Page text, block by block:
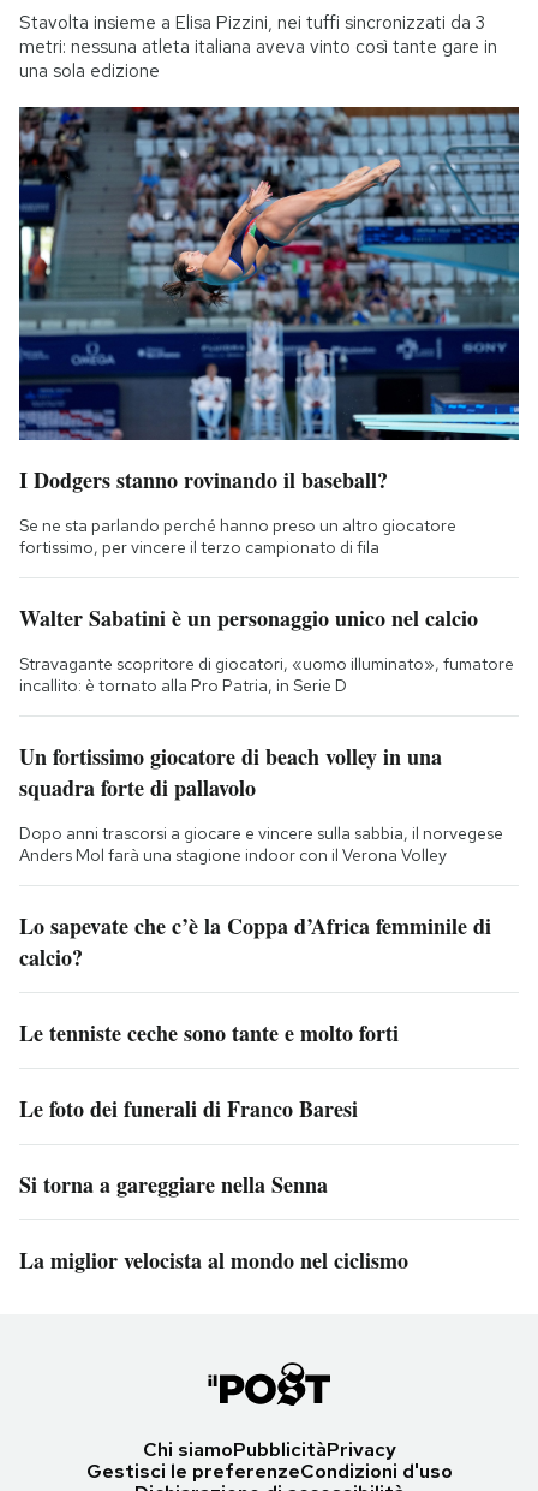
Stavolta insieme a Elisa Pizzini, nei tuffi sincronizzati da 3
metri: nessuna atleta italiana aveva vinto così tante gare in
una sola edizione
I Dodgers stanno rovinando il baseball?
Se ne sta parlando perché hanno preso un altro giocatore
fortissimo, per vincere il terzo campionato di fila
Walter Sabatini è un personaggio unico nel calcio
Stravagante scopritore di giocatori, «uomo illuminato», fumatore
incallito: è tornato alla Pro Patria, in Serie D
Un fortissimo giocatore di beach volley in una
squadra forte di pallavolo
Dopo anni trascorsi a giocare e vincere sulla sabbia, il norvegese
Anders Mol farà una stagione indoor con il Verona Volley
Lo sapevate che c’è la Coppa d’Africa femminile di
calcio?
Le tenniste ceche sono tante e molto forti
Le foto dei funerali di Franco Baresi
Si torna a gareggiare nella Senna
La miglior velocista al mondo nel ciclismo
Chi siamoPubblicitàPrivacy
Gestisci le preferenzeCondizioni d'uso